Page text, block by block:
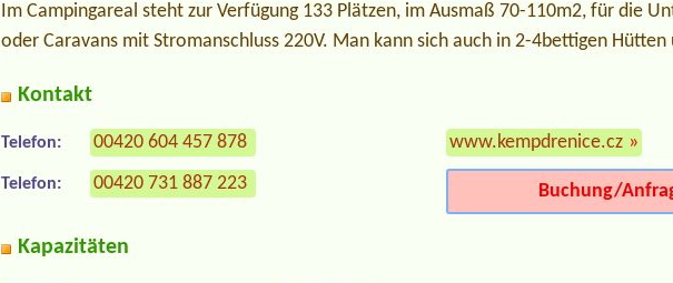
Im Campingareal steht zur Verfügung 133 Plätzen, im Ausmaß 70-110m2, für die
oder Caravans mit Stromanschluss 220V. Man kann sich auch in 2-4bettigen
Kontakt
Telefon: 00420 604 457 878
Telefon: 00420 731 887 223
www.kempdrenice.cz »
Buchung/
Kapazitäten